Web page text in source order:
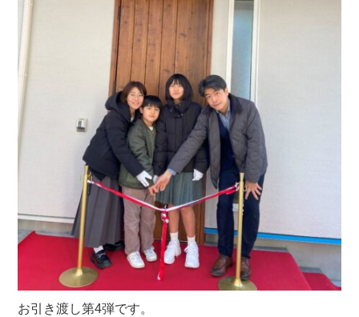
お引き渡し第4弾です。